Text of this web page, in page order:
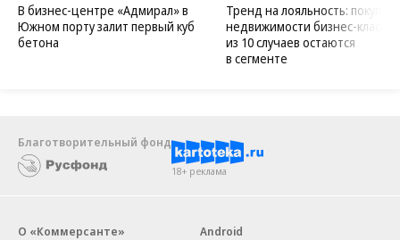
В бизнес-центре «Адмирал» в
Южном порту залит первый куб
бетона
Тренд на лояльность:
недвижимости бизнес-класса
из 10 случаев остаются
в сегменте
Благотворительный фонд
18+ реклама
О «Коммерсанте»
Android